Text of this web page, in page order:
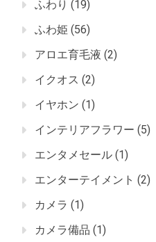
ふわり (19)
ふわ姫 (56)
アロエ育毛液 (2)
イクオス (2)
イヤホン (1)
インテリアフラワー (5)
エンタメセール (1)
エンターテイメント (2)
カメラ (1)
カメラ備品 (1)